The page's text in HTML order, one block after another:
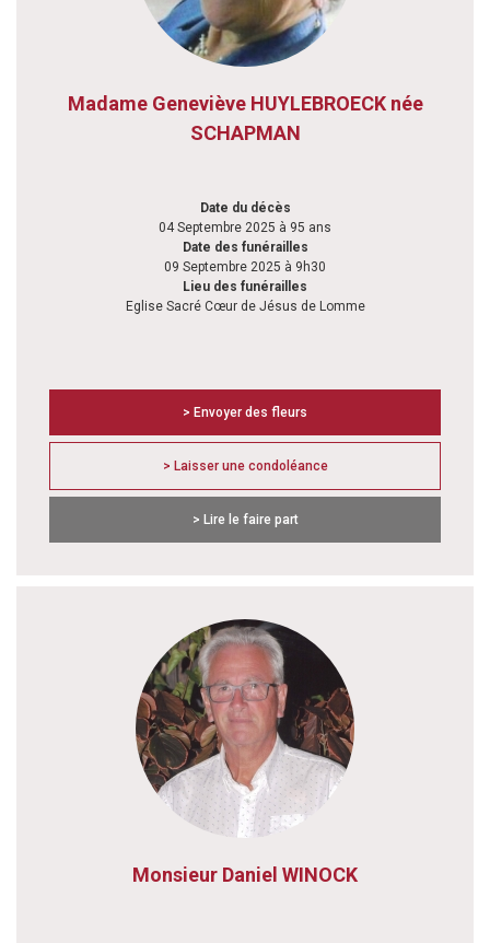
Madame Geneviève HUYLEBROECK née
SCHAPMAN
Date du décès
04 Septembre 2025 à 95 ans
Date des funérailles
09 Septembre 2025 à 9h30
Lieu des funérailles
Eglise Sacré Cœur de Jésus de Lomme
> Envoyer des fleurs
> Laisser une condoléance
> Lire le faire part
Monsieur Daniel WINOCK